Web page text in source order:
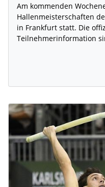
Am kommenden
Hallenmeisterschaften
in Frankfurt statt. Die
Teilnehmerinformation